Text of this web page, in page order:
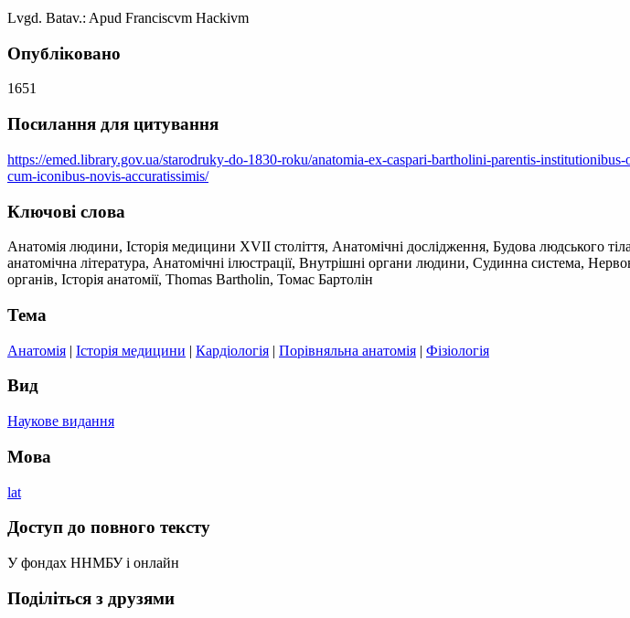
Lvgd. Batav.: Apud Franciscvm Hackivm
Опубліковано
1651
Посилання для цитування
https://emed.library.gov.ua/starodruky-do-1830-roku/anatomia-ex-caspari-bartholini-parentis-
cum-iconibus-novis-accuratissimis/
Ключові слова
Анатомія людини, Історія медицини XVII століття, Анатомічні дослідження, Будова людського
анатомічна література, Анатомічні ілюстрації, Внутрішні органи людини, Судинна система,
органів, Історія анатомії, Thomas Bartholin, Томас Бартолін
Тема
Анатомія | Історія медицини | Кардіологія | Порівняльна анатомія | Фізіологія
Вид
Наукове видання
Мова
lat
Доступ до повного тексту
У фондах ННМБУ і онлайн
Поділіться з друзями